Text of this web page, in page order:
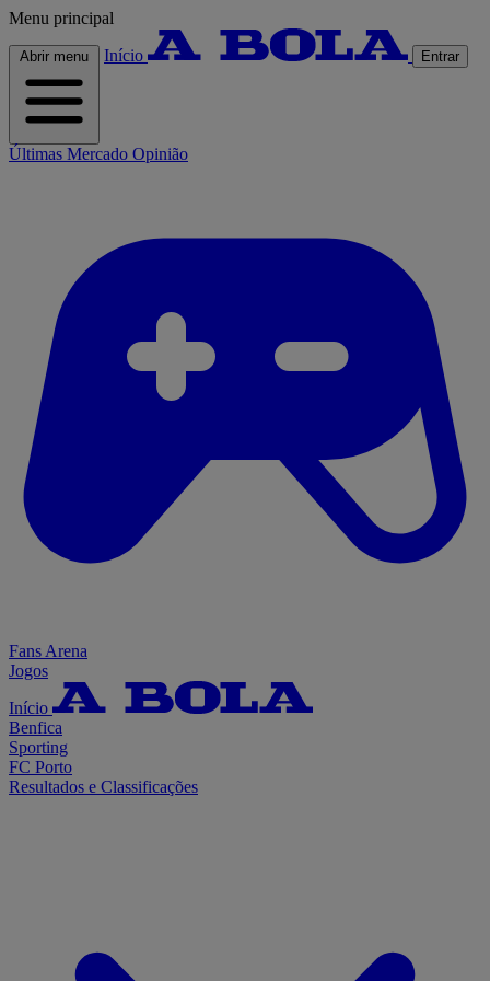
Menu principal
Abrir menu Início Entrar
Últimas Mercado Opinião
Fans Arena
Jogos
Início
Benfica
Sporting
FC Porto
Resultados e Classificações